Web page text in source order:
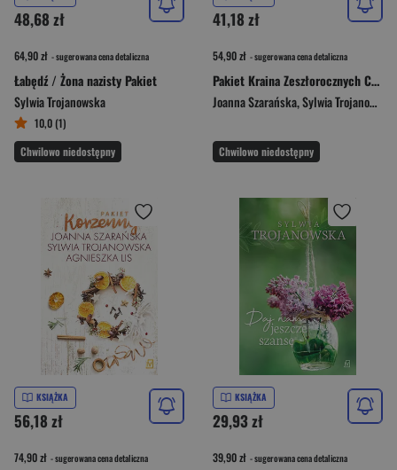
48,68 zł
64,90 zł - sugerowana cena detaliczna
Łabędź / Żona nazisty Pakiet
Sylwia Trojanowska
10,0 (1)
Chwilowo niedostępny
41,18 zł
54,90 zł - sugerowana cena detaliczna
Pakiet Kraina Zeszłorocznych Choinek / Wzgórze Świątecznych Życzeń
Joanna Szarańska,Sylwia Trojanowska
Chwilowo niedostępny
KSIĄŻKA
56,18 zł
74,90 zł - sugerowana cena detaliczna
KSIĄŻKA
29,93 zł
39,90 zł - sugerowana cena detaliczna